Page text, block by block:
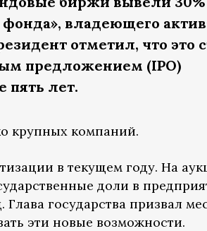
владеющего
отметил, что это
предложением (IPO)
пять лет.
крупных компаний.
в текущем году. На
доли в
государства призвал
эти новые возможности.